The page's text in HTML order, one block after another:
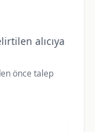
alıcıya
önce talep